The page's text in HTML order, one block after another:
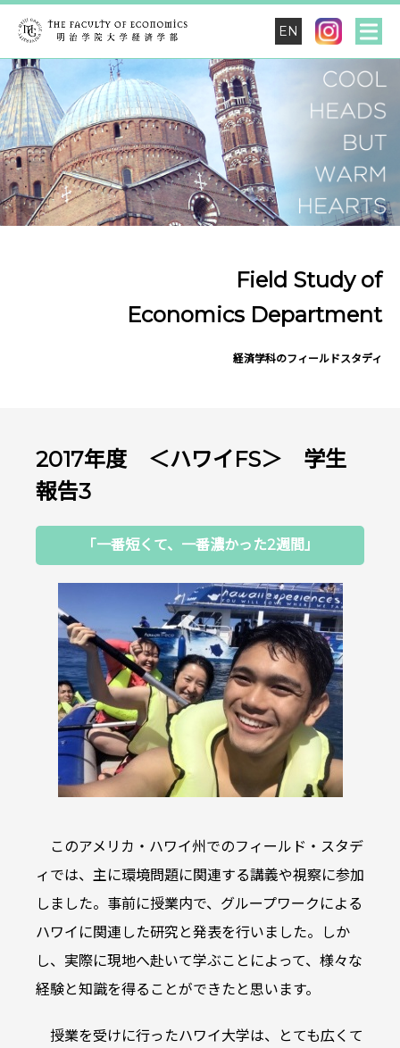
EN
Field Study of
Economics Department
経済学科のフィールドスタディ
2017年度 ＜ハワイFS＞ 学生
報告3
「一番短くて、一番濃かった2週間」
このアメリカ・ハワイ州でのフィールド・スタデ
ィでは、主に環境問題に関連する講義や視察に参加
しました。事前に授業内で、グループワークによる
ハワイに関連した研究と発表を行いました。しか
し、実際に現地へ赴いて学ぶことによって、様々な
経験と知識を得ることができたと思います。
授業を受けに行ったハワイ大学は、とても広くて